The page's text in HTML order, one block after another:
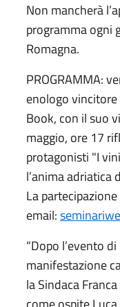
Non mancherà
programma ogni
Romagna.
PROGRAMMA:
enologo
Book, con il suo
maggio, ore 17
protagonisti "I
l’anima adriatica
La
email:
“Dopo l’evento
manifestazione
la Sindaca